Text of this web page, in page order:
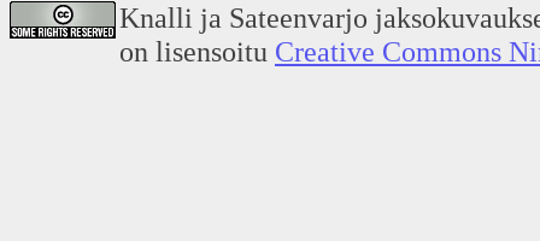
Knalli ja Sateenvarjo
on lisensoitu Creative Commons